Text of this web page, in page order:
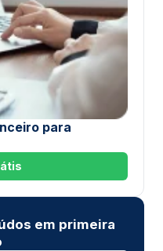
para
em primeira